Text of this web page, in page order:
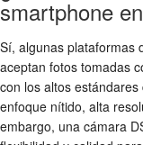
smartphone
Sí, algunas plataformas
aceptan fotos tomadas
con los altos
enfoque nítido, alta
embargo, una cámara